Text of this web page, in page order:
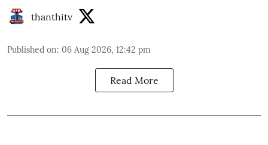
thanthitv
Published on: 06 Aug 2026, 12:42 pm
Read More